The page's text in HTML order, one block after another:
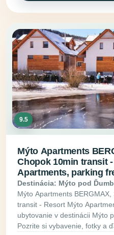
9.5
Mýto Apartments
Chopok 10min transit
Apartments, parking
Destinácia: Mýto pod
Mýto Apartments
transit - Resort Mýto
ubytovanie v destinácii Mýto
Pozrite si vybavenie, fotky a